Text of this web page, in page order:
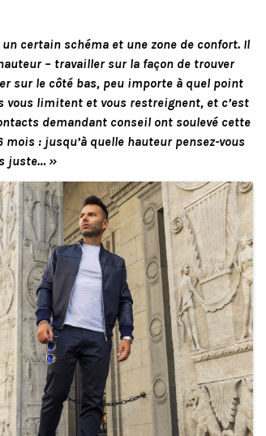
certain schéma et une zone de confort. Il
– travailler sur la façon de trouver
sur le côté bas, peu importe à quel point
vous limitent et vous restreignent, et c’est
demandant conseil ont soulevé cette
: jusqu’à quelle hauteur pensez-vous
juste… »